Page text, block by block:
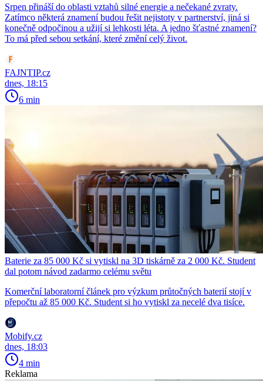
Srpen přináší do oblasti vztahů silné energie a nečekané zvraty.
Zatímco některá znamení budou řešit nejistoty v partnerství, jiná si
konečně odpočinou a užijí si lehkosti léta. A jedno šťastné znamení?
To má před sebou setkání, které změní celý život.
FAJNTIP.cz
dnes, 18:15
6 min
Baterie za 85 000 Kč si vytiskl na 3D tiskárně za 2 000 Kč. Student
dal potom návod zadarmo celému světu
Komerční laboratorní článek pro výzkum průtočných baterií stojí v
přepočtu až 85 000 Kč. Student si ho vytiskl za necelé dva tisíce.
Mobify.cz
dnes, 18:03
4 min
Reklama